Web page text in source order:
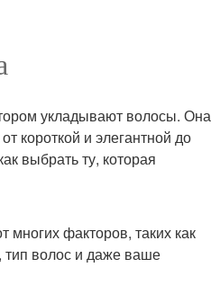
укладывают волосы. Она
короткой и элегантной до
выбрать ту, которая
многих факторов, таких как
волос и даже ваше